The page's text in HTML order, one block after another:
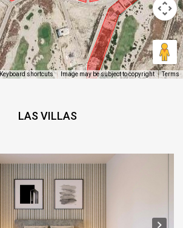
Keyboard shortcuts Image may be subject to copyright Terms
LAS VILLAS